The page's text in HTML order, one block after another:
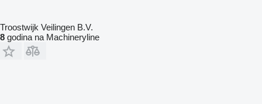
Troostwijk Veilingen B.V.
8 godina na Machineryline